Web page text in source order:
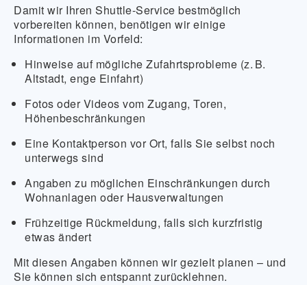
Damit wir Ihren Shuttle-Service bestmöglich
vorbereiten können, benötigen wir einige
Informationen im Vorfeld:
Hinweise auf mögliche Zufahrtsprobleme (z. B.
Altstadt, enge Einfahrt)
Fotos oder Videos vom Zugang, Toren,
Höhenbeschränkungen
Eine Kontaktperson vor Ort, falls Sie selbst noch
unterwegs sind
Angaben zu möglichen Einschränkungen durch
Wohnanlagen oder Hausverwaltungen
Frühzeitige Rückmeldung, falls sich kurzfristig
etwas ändert
Mit diesen Angaben können wir gezielt planen – und
Sie können sich entspannt zurücklehnen.